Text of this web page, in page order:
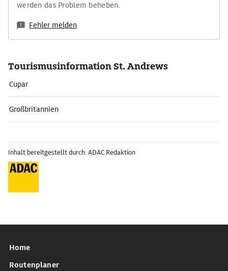
werden das Problem beheben.
Fehler melden
Tourismusinformation St. Andrews
Cupar
Großbritannien
Inhalt bereitgestellt durch: ADAC Redaktion
Home
Routenplaner